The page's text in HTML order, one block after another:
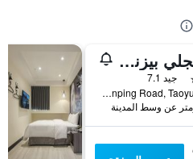
تشونجلي بيزنس هوتل
جيد 7.1
4F, No. 645, Yanping Road, Taoyuan City, تايوان